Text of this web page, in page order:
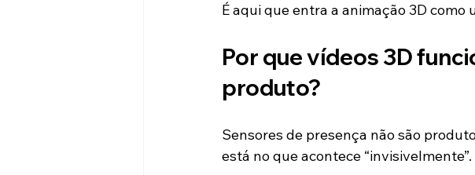
É aqui que entra a animação 3D
Por que vídeos 3D
produto?
Sensores de presença não são
está no que acontece “invisivelmente”.